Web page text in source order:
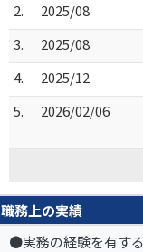
2.
2025/08
3.
2025/08
4.
2025/12
5.
2026/02/06
職務上の実績
●実務の経験を有す